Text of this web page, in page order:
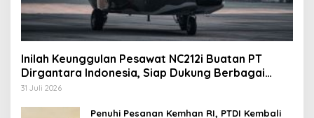
Inilah Keunggulan Pesawat NC212i Buatan PT
Dirgantara Indonesia, Siap Dukung Berbagai
Operasi TNI
31 Juli 2026
Penuhi Pesanan Kemhan RI, PTDI Kembali